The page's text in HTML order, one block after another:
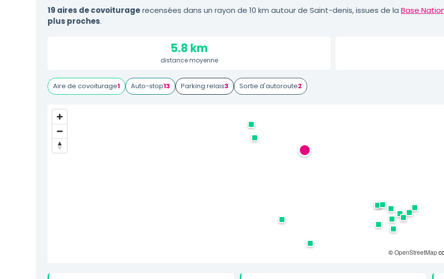
19 aires de covoituragerecensées dans un rayon de 10 km autour de Saint-denis, issues de la Base
plus proches.
5.8 km
distance moyenne
Aire de covoiturage1 Auto-stop13 Parking relais3 Sortie d'autoroute2
©OpenStreetMap